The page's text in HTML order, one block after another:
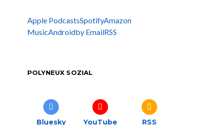
Apple PodcastsSpotifyAmazon
MusicAndroidby EmailRSS
POLYNEUX SOZIAL
Bluesky YouTube RSS